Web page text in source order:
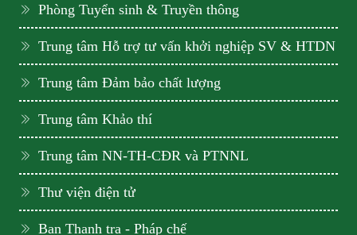
Phòng Tuyển sinh & Truyền thông
Trung tâm Hỗ trợ tư vấn khởi nghiệp SV & HTDN
Trung tâm Đảm bảo chất lượng
Trung tâm Khảo thí
Trung tâm NN-TH-CĐR và PTNNL
Thư viện điện tử
Ban Thanh tra - Pháp chế